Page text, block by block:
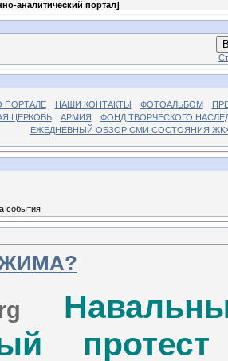
аналитический портал]
ПОРТАЛЕ НАШИ КОНТАКТЫ ФОТОАЛЬБОМ
ЦЕРКОВЬ
АРМИЯ
ФОНД ТВОРЧЕСКОГО
ЕЖЕДНЕВНЫЙ ОБЗОР СМИ СОСТОЯНИЯ
события